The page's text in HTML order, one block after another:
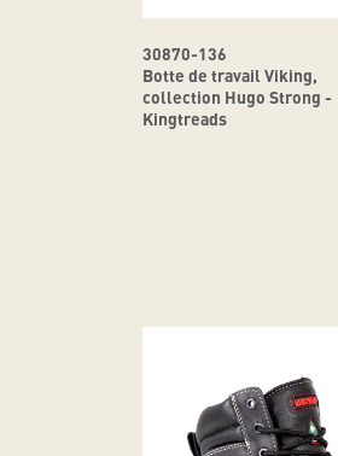
30870-136
Botte de travail Viking,
collection Hugo Strong -
Kingtreads